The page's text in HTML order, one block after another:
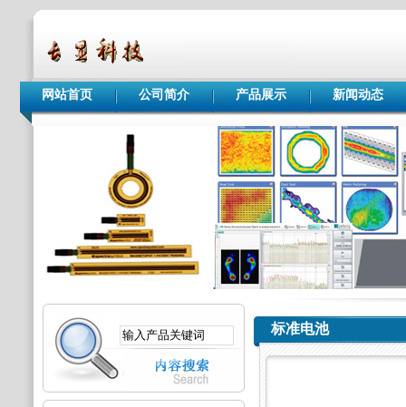
网站首页 公司简介 产品展示 新闻动态
标准电池